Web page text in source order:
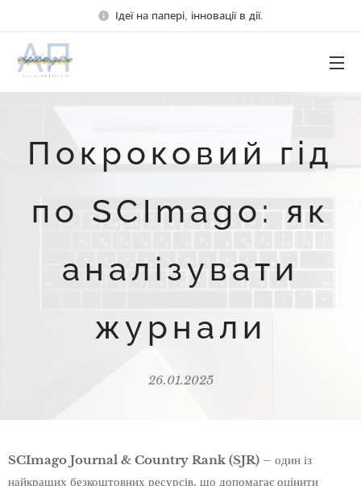
Ідеї на папері, інновації в дії.
Покроковий гід
по SCImago: як
аналізувати
журнали
26.01.2025
SCImago Journal & Country Rank (SJR) – один із
найкращих безкоштовних ресурсів, що допомагає оцінити